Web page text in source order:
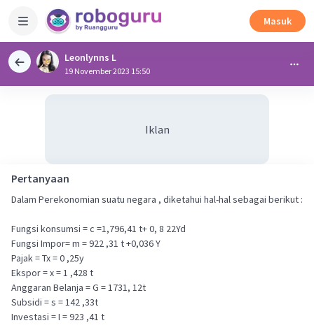
Masuk
Leonlynns L
19 November 2023 15:50
Iklan
Pertanyaan
Dalam Perekonomian suatu negara , diketahui hal-hal sebagai berikut :
Fungsi konsumsi = c =1,796,41 t+ 0, 8 22Yd
Fungsi Impor= m = 922 ,31 t +0,036 Y
Pajak = Tx = 0 ,25y
Ekspor = x = 1 ,428 t
Anggaran Belanja = G = 1731, 12t
Subsidi = s = 142 ,33t
Investasi = I = 923 ,41 t